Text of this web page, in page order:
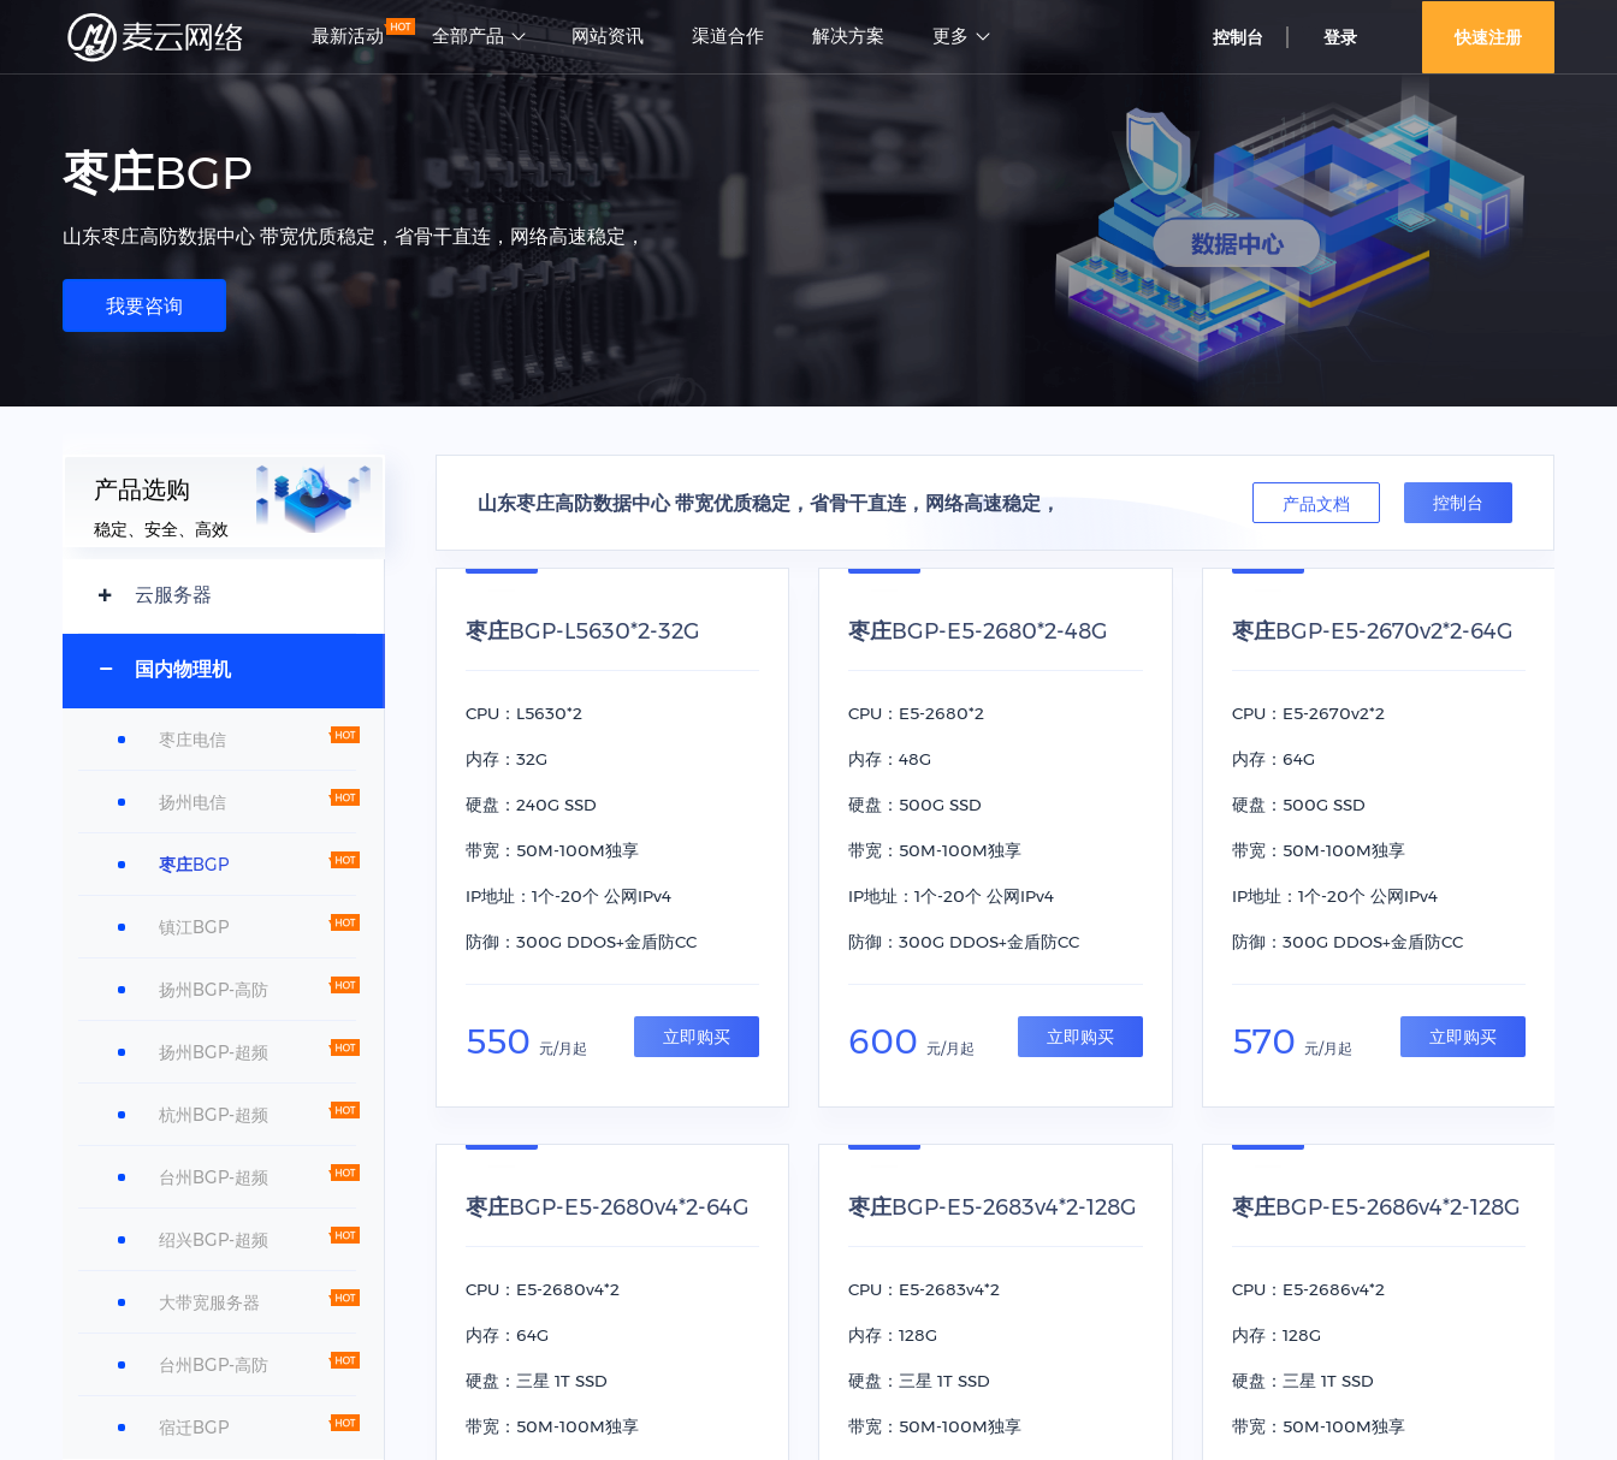
最新活动 全部产品 网站资讯 渠道合作 解决方案 更多 控制台 登录 快速注册
枣庄BGP
山东枣庄高防数据中心 带宽优质稳定，省骨干直连，网络高速稳定，
我要咨询
产品选购
稳定、安全、高效
云服务器
国内物理机
枣庄电信
扬州电信
枣庄BGP
镇江BGP
扬州BGP-高防
扬州BGP-超频
杭州BGP-超频
台州BGP-超频
绍兴BGP-超频
大带宽服务器
台州BGP-高防
宿迁BGP
山东枣庄高防数据中心 带宽优质稳定，省骨干直连，网络高速稳定， 控制台
产品文档
枣庄BGP-L5630*2-32G
CPU：L5630*2
内存：32G
硬盘：240G SSD
带宽：50M-100M独享
IP地址：1个-20个 公网IPv4
防御：300G DDOS+金盾防CC
550 元/月起
立即购买
枣庄BGP-E5-2680*2-48G
CPU：E5-2680*2
内存：48G
硬盘：500G SSD
带宽：50M-100M独享
IP地址：1个-20个 公网IPv4
防御：300G DDOS+金盾防CC
600元/月起
立即购买
枣庄BGP-E5-2670v2*2-64G
CPU：E5-2670v2*2
内存：64G
硬盘：500G SSD
带宽：50M-100M独享
IP地址：1个-20个 公网IPv4
防御：300G DDOS+金盾防CC
570 元/月起
立即购买
枣庄BGP-E5-2680v4*2-64G
CPU：E5-2680v4*2
内存：64G
硬盘：三星 1T SSD
带宽：50M-100M独享
枣庄BGP-E5-2683v4*2-128G
CPU：E5-2683v4*2
内存：128G
硬盘：三星 1T SSD
带宽：50M-100M独享
枣庄BGP-E5-2686v4*2-128G
CPU：E5-2686v4*2
内存：128G
硬盘：三星 1T SSD
带宽：50M-100M独享